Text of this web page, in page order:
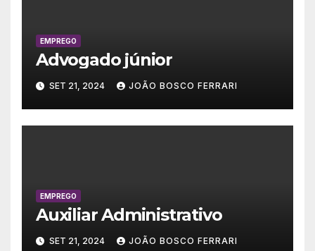
EMPREGO
Advogado júnior
SET 21, 2024 JOÃO BOSCO FERRARI
EMPREGO
Auxiliar Administrativo
SET 21, 2024 JOÃO BOSCO FERRARI